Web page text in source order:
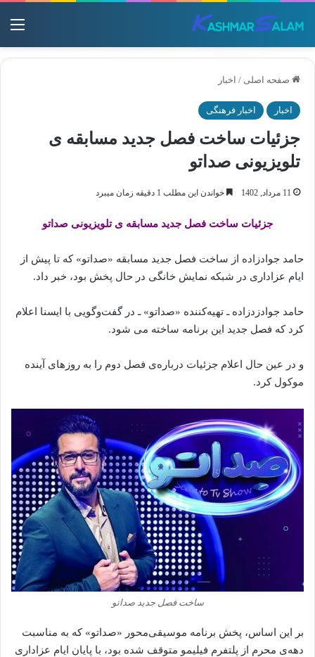
صفحه اصلی / اخبار
اخبار اخبار فرهنگی
جزئیات ساخت فصل جدید مسابقه ی
تلویزیونی صداتو
11 مرداد, 1402 خواندن این مطلب 1 دقیقه زمان میبرد
جزئیات ساخت فصل جدید مسابقه ی تلویزیونی صداتو
حامد جوادزاده از ساخت فصل جدید مسابقه «صداتو» که تا پیش از
ایام عزاداری در شبکه نمایش خانگی در حال پخش بود، خبر داد.
حامد جوادزدزاده ـ تهیه‌کننده «صداتو» ـ در گفت‌وگویی با ایسنا اعلام
کرد که فصل جدید این برنامه ساخته‌‌‌‌‌ می‌ شود.
و در عین حال اعلام جزئیات درباره‌ی فصل دوم را به روزهای آینده
موکول کرد.
ساخت فصل جدید صداتو
بر این اساس، پخش برنامه موسیقی‌محور «صداتو» که به مناسبت
دهه‌ی محرم از پلتفرم فیلیمو متوقف شده‌‌‌‌‌ بود، با پایان ایام عزاداری